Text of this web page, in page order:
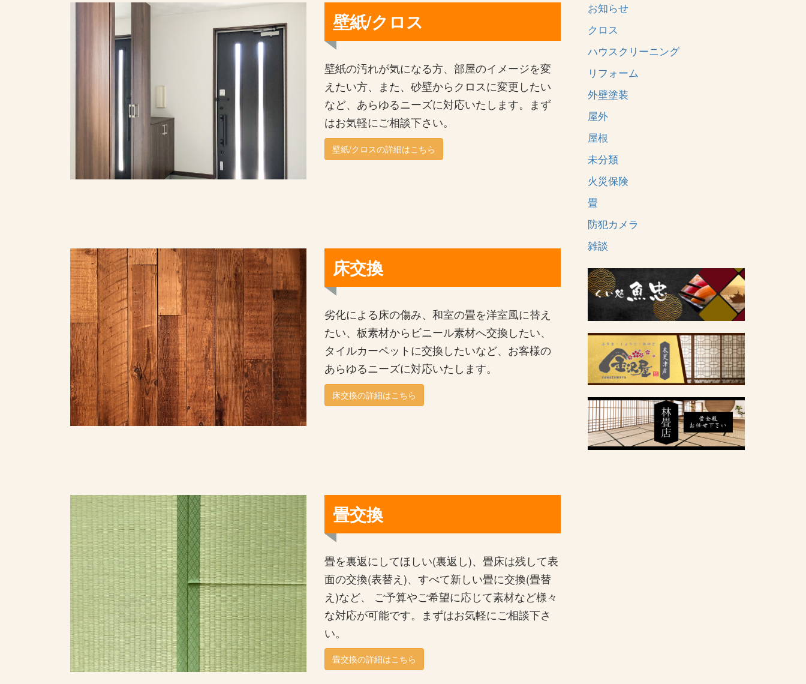
壁紙/クロス
壁紙の汚れが気になる方、部屋のイメージを変
えたい方、また、砂壁からクロスに変更したい
など、あらゆるニーズに対応いたします。まず
はお気軽にご相談下さい。
壁紙/クロスの詳細はこちら
床交換
劣化による床の傷み、和室の畳を洋室風に替え
たい、板素材からビニール素材へ交換したい、
タイルカーペットに交換したいなど、お客様の
あらゆるニーズに対応いたします。
床交換の詳細はこちら
畳交換
畳を裏返にしてほしい(裏返し)、畳床は残して表
面の交換(表替え)、すべて新しい畳に交換(畳替
え)など、 ご予算やご希望に応じて素材など様々
な対応が可能です。まずはお気軽にご相談下さ
い。
畳交換の詳細はこちら
お知らせ
クロス
ハウスクリーニング
リフォーム
外壁塗装
屋外
屋根
未分類
火災保険
畳
防犯カメラ
雑談